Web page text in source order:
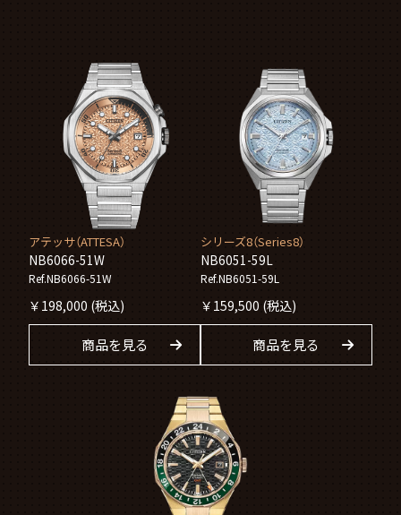
アテッサ（ATTESA）
NB6066-51W
Ref.NB6066-51W
￥ 198,000 (税込)
商品を見る
シリーズ8（Series8）
NB6051-59L
Ref.NB6051-59L
￥ 159,500 (税込)
商品を見る